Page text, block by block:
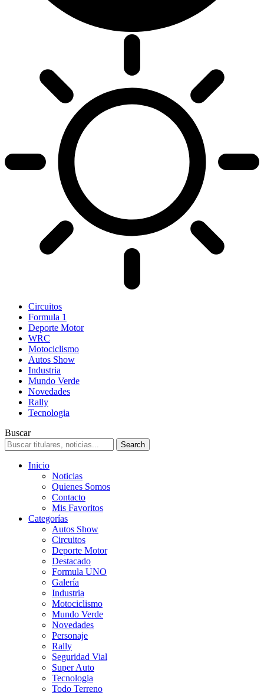
Circuitos
Formula 1
Deporte Motor
WRC
Motociclismo
Autos Show
Industria
Mundo Verde
Novedades
Rally
Tecnologia
Buscar
Inicio
Noticias
Quienes Somos
Contacto
Mis Favoritos
Categorías
Autos Show
Circuitos
Deporte Motor
Destacado
Formula UNO
Galería
Industria
Motociclismo
Mundo Verde
Novedades
Personaje
Rally
Seguridad Vial
Super Auto
Tecnologia
Todo Terreno